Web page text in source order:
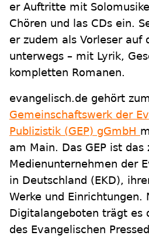
er Auftritte mit
Chören und las CDs ein.
er zudem als Vorleser auf
unterwegs – mit Lyrik,
kompletten Romanen.
evangelisch.de gehört zum
Gemeinschaftswerk der
Publizistik (GEP) gGmbH
am Main. Das GEP ist das
Medienunternehmen der
in Deutschland (EKD),
Werke und Einrichtungen.
Digitalangeboten trägt es
des Evangelischen